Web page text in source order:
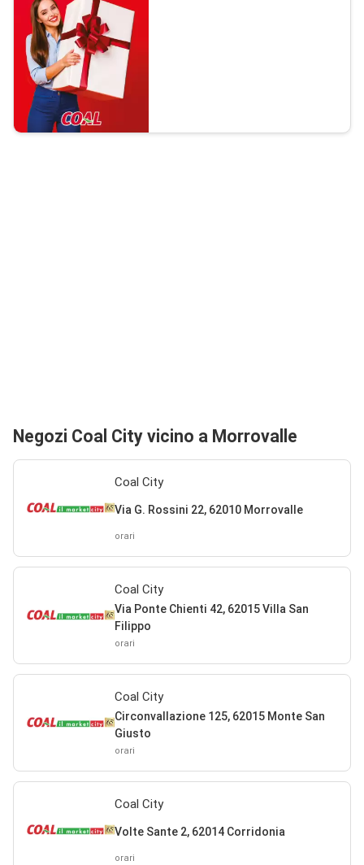
Negozi Coal City vicino a Morrovalle
Coal City
Via G. Rossini 22, 62010 Morrovalle
orari
Coal City
Via Ponte Chienti 42, 62015 Villa San
Filippo
orari
Coal City
Circonvallazione 125, 62015 Monte San
Giusto
orari
Coal City
Volte Sante 2, 62014 Corridonia
orari